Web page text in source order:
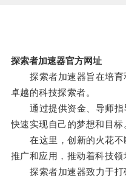
探索者加速器官方网址
探索者加速器旨在培育
卓越的科技探索者。
通过提供资金、导师指
快速实现自己的梦想和目标
在这里，创新的火花不
推广和应用，推动着科技领
探索者加速器致力于打